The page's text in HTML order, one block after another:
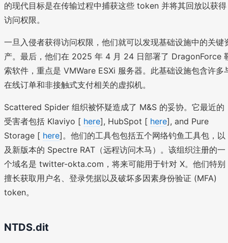
的现代目标是在传输过程中捕获这些 token 并将其回放以获得
访问权限。
一旦入侵者获得访问权限，他们就可以发现基础设施中的关键
产。最后，他们在 2025 年 4 月 24 日部署了 DragonForce
索软件，重点是 VMWare ESXi 服务器。此基础设施包含许多
在线订单和非接触式支付相关的虚拟机。
Scattered Spider 组织被怀疑造成了 M&S 的妥协。它最近的
受害者包括 Klaviyo [ here], HubSpot [ here], and Pure
Storage [ here]。他们的工具包包括五个网络钓鱼工具包，以
及新版本的 Spectre RAT（远程访问木马）。该组织注册的一
个域名是 twitter-okta.com，将来可能用于针对 X。他们特别
擅长获取用户名、登录凭据以及破坏多因素身份验证 (MFA)
token。
NTDS.dit